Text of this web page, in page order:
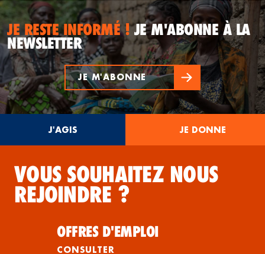
JE RESTE INFORMÉ !JE M'ABONNE À LA
NEWSLETTER
JE M'ABONNE
J'AGIS JE DONNE
VOUS SOUHAITEZ NOUS
REJOINDRE ?
OFFRES D'EMPLOI
CONSULTER